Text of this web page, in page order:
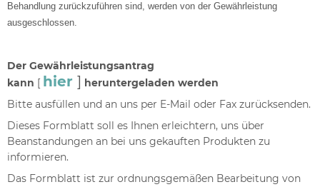
Behandlung zurückzuführen sind, werden von der Gewährleistung
ausgeschlossen.
Der Gewährleistungsantrag
kann [ hier ] heruntergeladen werden
Bitte ausfüllen und an uns per E-Mail oder Fax zurücksenden.
Dieses Formblatt soll es Ihnen erleichtern, uns über
Beanstandungen an bei uns gekauften Produkten zu
informieren.
Das Formblatt ist zur ordnungsgemäßen Bearbeitung von